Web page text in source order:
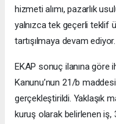
hizmeti alımı, pazarlık
yalnızca tek geçerli teklif
tartışılmaya devam ediyor.
EKAP sonuç ilanına göre
Kanunu’nun 21/b
gerçekleştirildi. Yaklaşık
kuruş olarak belirlenen